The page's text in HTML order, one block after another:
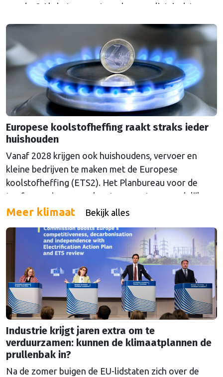
worden? Als het aan wetenschappers ligt, is dat een
Europese koolstofheffing raakt straks ieder
huishouden
Vanaf 2028 krijgen ook huishoudens, vervoer en
kleine bedrijven te maken met de Europese
koolstofheffing (ETS2). Het Planbureau voor de
Leefomgeving waarschuwt voor extra maandelijkse
kosten en pleit voor aanvullende maatregelen.
Meer klimaat Bekijk alles
Industrie krijgt jaren extra om te
verduurzamen: kunnen de klimaatplannen de
prullenbak in?
Na de zomer buigen de EU-lidstaten zich over de